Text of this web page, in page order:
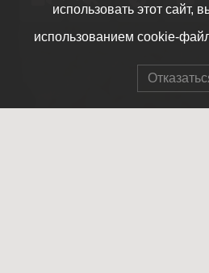
использовать этот сайт,
использованием cookie-